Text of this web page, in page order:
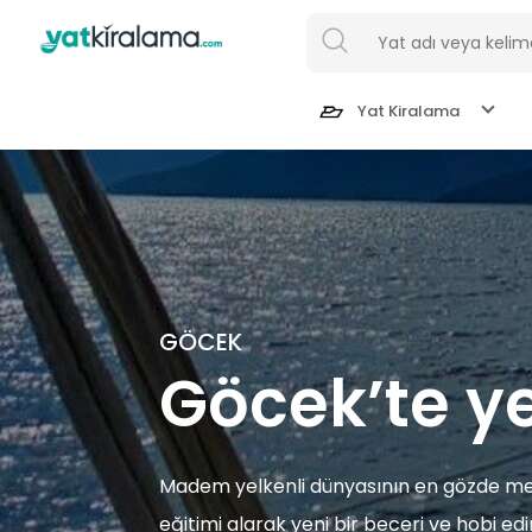
Yat Kiralama
Göcek
Bodrum
Fethiye
Marmaris
İstanbul
GÖCEK
Göcek’te
Madem yelkenli dünyasının en gözde
eğitimi alarak yeni bir beceri ve hobi